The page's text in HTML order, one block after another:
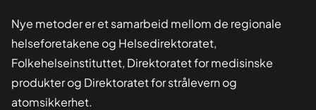
Nye metoder er et samarbeid mellom de regionale
helseforetakene og Helsedirektoratet,
Folkehelseinstituttet, Direktoratet for medisinske
produkter og Direktoratet for strålevern og
atomsikkerhet.